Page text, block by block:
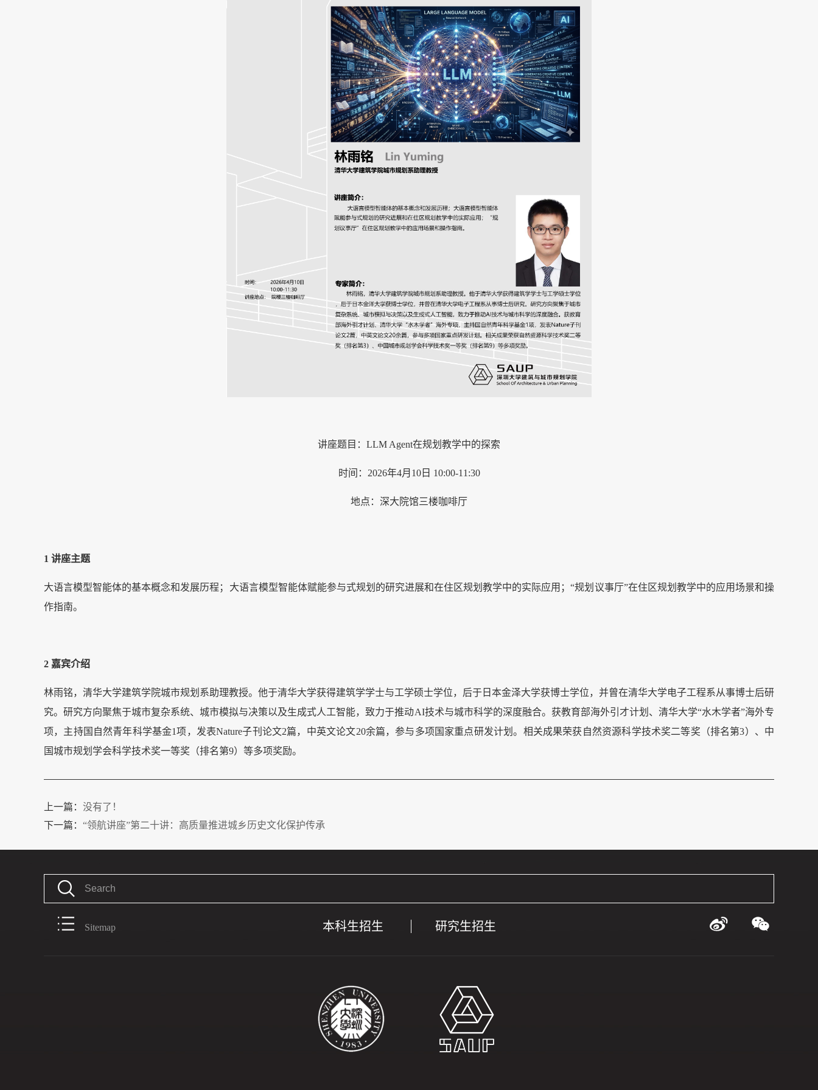
讲座题目： LLM Agent在规划教学中的探索
时间： 2026年4月10日 10:00-11:30
地点：深大院馆三楼咖啡厅
1 讲座主题
大语言模型智能体的基本概念和发展历程；大语言模型智能体赋能参与式规划的研究进展和在住区规划教学中的实际应用；“规划议事厅”在住区规划教学中的应用场景和操
作指南。
2 嘉宾介绍
林雨铭，清华大学建筑学院城市规划系助理教授。他于清华大学获得建筑学学士与工学硕士学位，后于日本金泽大学获博士学位，并曾在清华大学电子工程系从事博士后研
究。研究方向聚焦于城市复杂系统、城市模拟与决策以及生成式人工智能，致力于推动AI技术与城市科学的深度融合。获教育部海外引才计划、清华大学“水木学者”海外专
项，主持国自然青年科学基金1项，发表Nature子刊论文2篇，中英文论文20余篇，参与多项国家重点研发计划。相关成果荣获自然资源科学技术奖二等奖（排名第3）、中
国城市规划学会科学技术奖一等奖（排名第9）等多项奖励。
上一篇： 没有了！
下一篇： “领航讲座”第二十讲：高质量推进城乡历史文化保护传承
Sitemap 本科生招生 研究生招生